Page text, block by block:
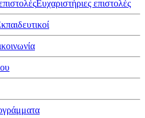
Ευχαριστήριες επιστολές